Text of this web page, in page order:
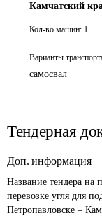
Камчатский
Кол-во машин: 1
Варианты
самосвал
Тендерная
Доп. информация
Название тендера на
перевозке угля для
Петропавловске –